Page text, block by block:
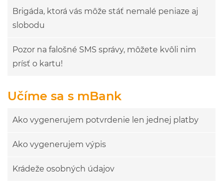
Brigáda, ktorá vás môže stáť nemalé peniaze aj
slobodu
Pozor na falošné SMS správy, môžete kvôli nim
prísť o kartu!
Učíme sa s mBank
Ako vygenerujem potvrdenie len jednej platby
Ako vygenerujem výpis
Krádeže osobných údajov